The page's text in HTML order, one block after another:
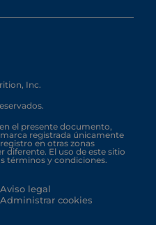
Inc.
el presente documento,
registrada únicamente
en otras zonas
diferente. El uso de este sitio
términos y condiciones.
Aviso legal
Administrar cookies